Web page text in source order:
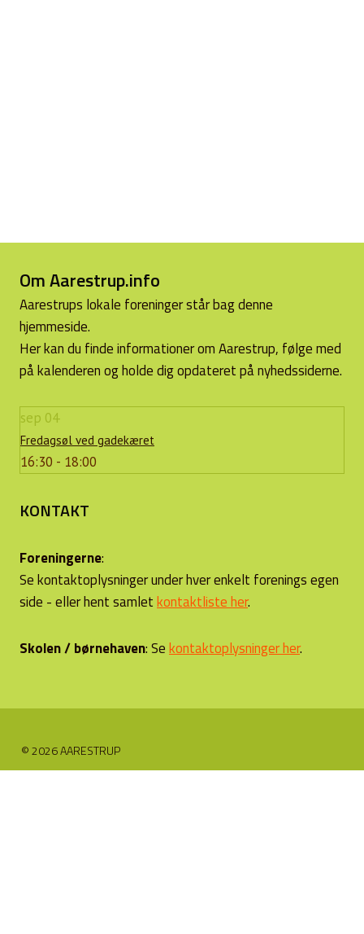
Om Aarestrup.info
Aarestrups lokale foreninger står bag denne
hjemmeside.
Her kan du finde informationer om Aarestrup, følge med
på kalenderen og holde dig opdateret på nyhedssiderne.
sep 04
Fredagsøl ved gadekæret
16:30 - 18:00
KONTAKT
Foreningerne:
Se kontaktoplysninger under hver enkelt forenings egen
side - eller hent samletkontaktliste her.
Skolen / børnehaven: Sekontaktoplysninger her.
© 2026 AARESTRUP